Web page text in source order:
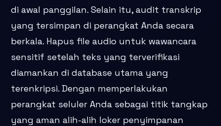
di awal panggilan. Selain itu, audit transkrip
yang tersimpan di perangkat Anda secara
berkala. Hapus file audio untuk wawancara
sensitif setelah teks yang terverifikasi
diamankan di database utama yang
terenkripsi. Dengan memperlakukan
perangkat seluler Anda sebagai titik tangkap
yang aman alih-alih loker penyimpanan